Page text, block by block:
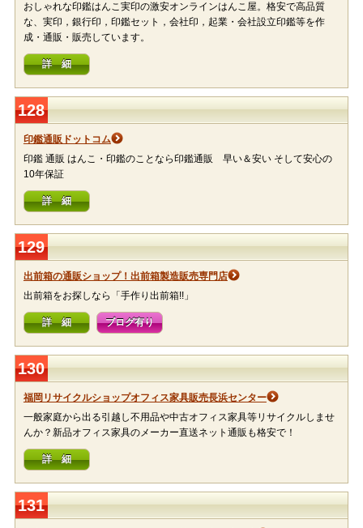
おしゃれな印鑑はんこ実印の激安オンラインはんこ屋。格安で高品質
な、実印，銀行印，印鑑セット，会社印，起業・会社設立印鑑等を作
成・通販・販売しています。
詳 細
128
印鑑通販ドットコム
印鑑 通販 はんこ・印鑑のことなら印鑑通販 早い＆安い そして安心の
10年保証
詳 細
129
出前箱の通販ショップ！出前箱製造販売専門店
出前箱をお探しなら「手作り出前箱!!」
詳 細 ブログ有り
130
福岡リサイクルショップオフィス家具販売長浜センター
一般家庭から出る引越し不用品や中古オフィス家具等リサイクルしませ
んか？新品オフィス家具のメーカー直送ネット通販も格安で！
詳 細
131